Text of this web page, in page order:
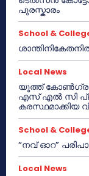
പുരസ്കാരം
School &
Local News
യൂത്ത്
എസ് എൽ സി
കരസ്ഥമാക്കിയ
School &
“നവ് ഓറ”
Local News